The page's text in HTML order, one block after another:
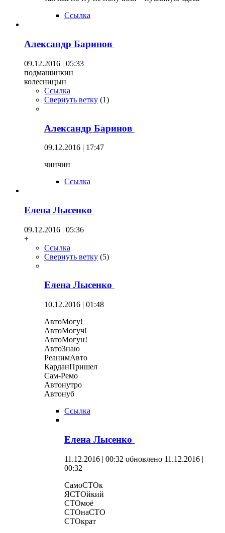
Ссылка
Александр Баринов
09.12.2016 | 05:33
подмашинкин
колесницын
Ссылка
Свернуть ветку (1)
Александр Баринов
09.12.2016 | 17:47
чинчин
Ссылка
Елена Лысенко
09.12.2016 | 05:36
+
Ссылка
Свернуть ветку (5)
Елена Лысенко
10.12.2016 | 01:48
АвтоМогу!
АвтоМогуч!
АвтоМогун!
АвтоЗнаю
РеанимАвто
КарданПришел
Сам-Ремо
Автонутро
Автонуб
Ссылка
Елена Лысенко
11.12.2016 | 00:32 обновлено 11.12.2016 |
00:32
СамоСТОк
ЯСТОйкий
СТОмоё
СТОнаСТО
СТОкрат